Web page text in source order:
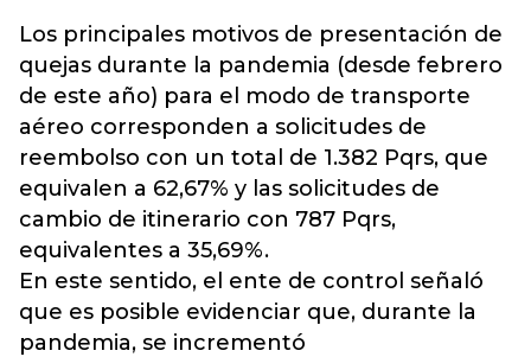
Los principales motivos de presentación de
quejas durante la pandemia (desde febrero
de este año) para el modo de transporte
aéreo corresponden a solicitudes de
reembolso con un total de 1.382 Pqrs, que
equivalen a 62,67% y las solicitudes de
cambio de itinerario con 787 Pqrs,
equivalentes a 35,69%.
En este sentido, el ente de control señaló
que es posible evidenciar que, durante la
pandemia, se incrementó